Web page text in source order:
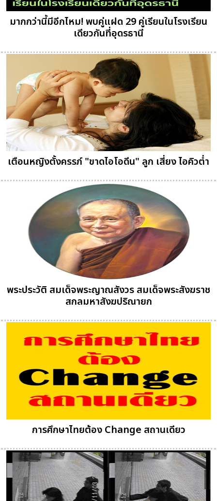
มากกว่านี้มีอีกไหม! พบคู่แฝด 29 คู่เรียนในโรงเรียน
เดียวกันที่อุดรธานี
เตือนหญิงตั้งครรภ์ "ขาดไอโอดีน" ลูก เสี่ยง ไอคิวต่ำ
พระประวัติ สมเด็จพระญาณสังวร สมเด็จพระสังฆราช
สกลมหาสังฆปริณายก
การศึกษาไทยต้อง Change สถานเดียว